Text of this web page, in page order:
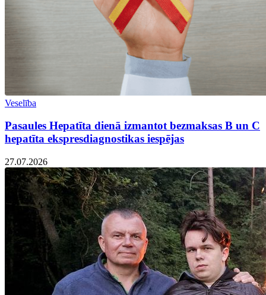
Veselība
Pasaules Hepatīta dienā izmantot bezmaksas B un C
hepatīta ekspresdiagnostikas iespējas
27.07.2026